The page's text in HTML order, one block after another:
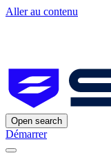
Aller au contenu
Open search
Démarrer